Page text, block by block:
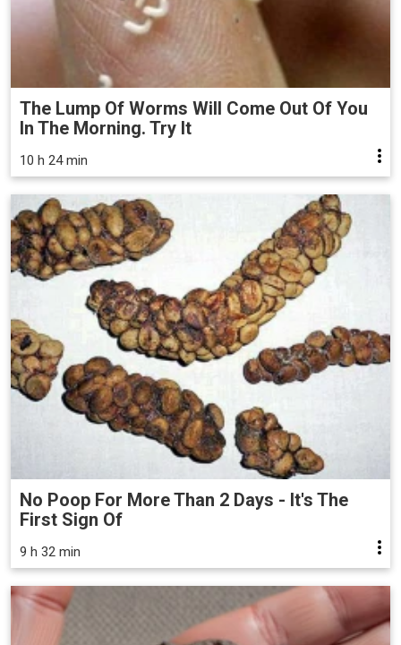
The Lump Of Worms Will Come Out Of You
In The Morning. Try It
10 h 24 min
No Poop For More Than 2 Days - It's The
First Sign Of
9 h 32 min